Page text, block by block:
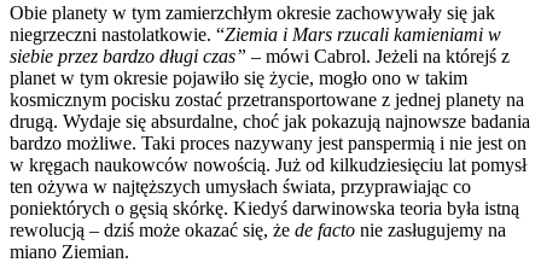
Obie planety w tym zamierzchłym okresie zachowywały się jak
niegrzeczni nastolatkowie. “Ziemia i Mars rzucali kamieniami w
siebie przez bardzo długi czas” – mówi Cabrol. Jeżeli na którejś z
planet w tym okresie pojawiło się życie, mogło ono w takim
kosmicznym pocisku zostać przetransportowane z jednej planety na
drugą. Wydaje się absurdalne, choć jak pokazują najnowsze badania
bardzo możliwe. Taki proces nazywany jest panspermią i nie jest on
w kręgach naukowców nowością. Już od kilkudziesięciu lat pomysł
ten ożywa w najtęższych umysłach świata, przyprawiając co
poniektórych o gęsią skórkę. Kiedyś darwinowska teoria była istną
rewolucją – dziś może okazać się, że de facto nie zasługujemy na
miano Ziemian.